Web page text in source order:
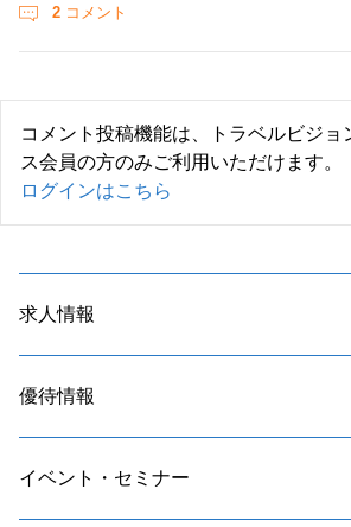
2 コメント
コメント投稿機能は、トラベルビジョ
ス会員の方のみご利用いただけます。
ログインはこちら
求人情報
優待情報
イベント・セミナー